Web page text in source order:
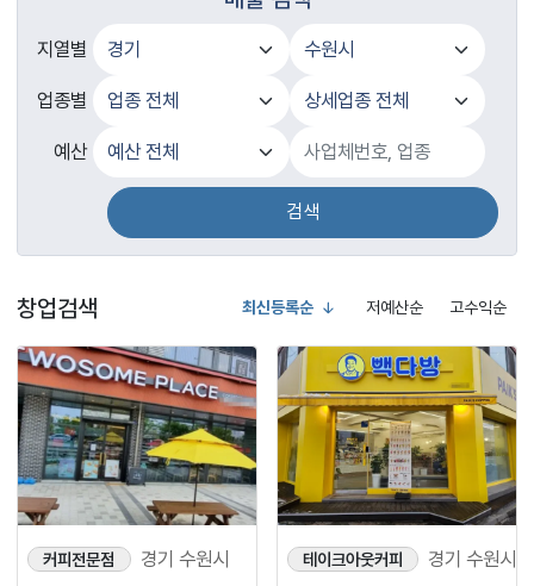
지열별
업종별
예산
검색
창업검색 최신등록순 저예산순 고수익순
커피전문점 경기 수원시 테이크아웃커피 경기 수원시